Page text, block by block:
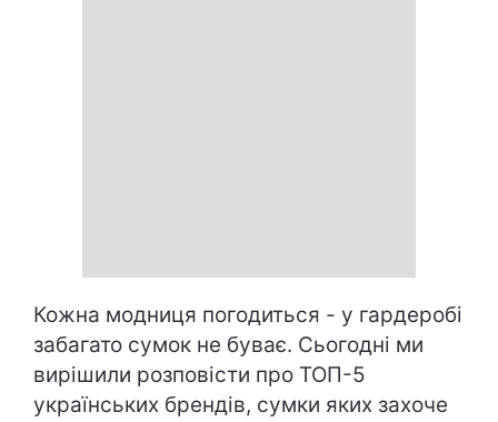
Кожна модниця погодиться - у гардеробі
забагато сумок не буває. Сьогодні ми
вирішили розповісти про ТОП-5
українських брендів, сумки яких захоче